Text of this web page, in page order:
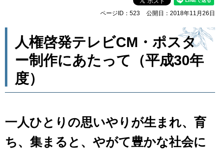
ページID：523 公開日：2018年11月26日
人権啓発テレビCM・ポスタ
ー制作にあたって（平成30年
度）
一人ひとりの思いやりが生まれ、育
ち、集まると、やがて豊かな社会に